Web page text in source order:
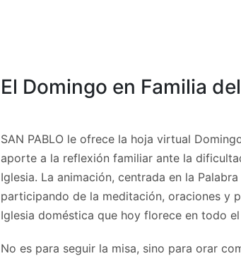
El Domingo en Familia
SAN PABLO le ofrece la hoja virtual
aporte a la reflexión familiar ante la
Iglesia. La animación, centrada en la
participando de la meditación, oraciones y
Iglesia doméstica que hoy florece en todo
No es para seguir la misa, sino para orar